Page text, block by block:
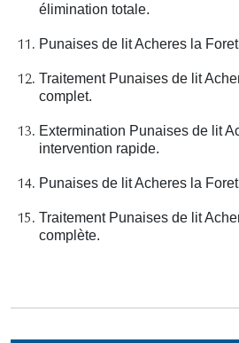
élimination totale.
Punaises de lit Acheres la
Traitement Punaises de lit
complet.
Extermination Punaises de lit
intervention rapide.
Punaises de lit Acheres la
Traitement Punaises de lit
complète.